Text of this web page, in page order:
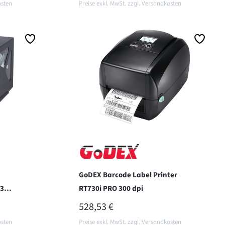
Preise exkl. MwSt. zzgl. Versandkosten
In den Warenkorb
GoDEX Barcode Label Printer
RT730i PRO 300 dpi
REGULÄRER PREIS:
528,53 €
Preise exkl. MwSt. zzgl. Versandkosten